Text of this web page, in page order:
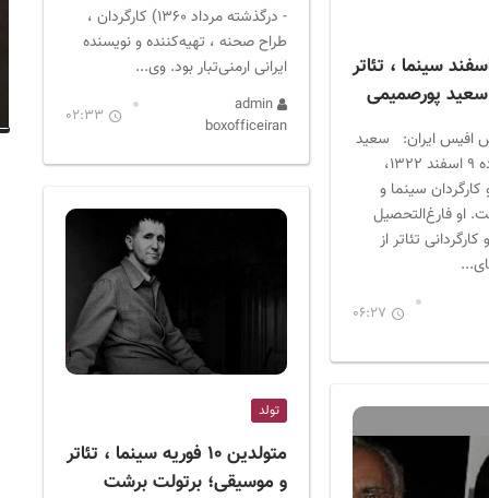
۹ اسفند سینما ، تئاتر
پورصمیمی
افیس ایران: سعید
پورصمیمی (زاده ۹ اسفند ۱۳۲۲،
کارگردان سینما و
او فارغ‌التحصیل
تئاتر از
06:27
- درگذشته مرداد ۱۳۶۰) کارگردان ،
طراح صحنه ، تهیه‌کننده و نویسنده
ایرانی ارمنی‌تبار بود. وی...
admin
boxofficeiran
02:33
تولد
متولدین ۱۰ فوریه سینما ، تئاتر
و موسیقی؛ برتولت برشت